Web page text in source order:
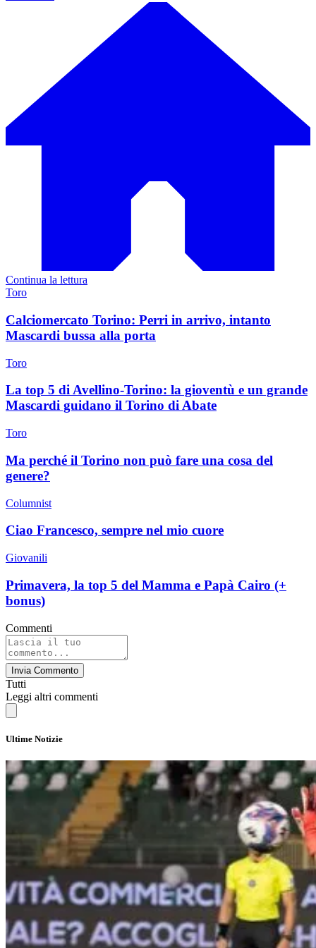
Continua la lettura
Toro
Calciomercato Torino: Perri in arrivo, intanto
Mascardi bussa alla porta
Toro
La top 5 di Avellino-Torino: la gioventù e un grande
Mascardi guidano il Torino di Abate
Toro
Ma perché il Torino non può fare una cosa del
genere?
Columnist
Ciao Francesco, sempre nel mio cuore
Giovanili
Primavera, la top 5 del Mamma e Papà Cairo (+
bonus)
Commenti
Invia Commento
Tutti
Leggi altri commenti
Ultime Notizie